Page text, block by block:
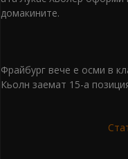
домакините.
Фрайбург вече е осми в
Кьолн заемат 15-а